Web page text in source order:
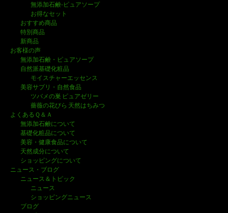
無添加石鹸-ピュアソープ
お得なセット
おすすめ商品
特別商品
新商品
お客様の声
無添加石鹸・ピュアソープ
自然派基礎化粧品
モイスチャーエッセンス
美容サプリ・自然食品
ツバメの巣 ピュアゼリー
薔薇の花びら 天然はちみつ
よくあるＱ＆Ａ
無添加石鹸について
基礎化粧品について
美容・健康食品について
天然成分について
ショッピングについて
ニュース・ブログ
ニュース＆トピック
ニュース
ショッピングニュース
ブログ